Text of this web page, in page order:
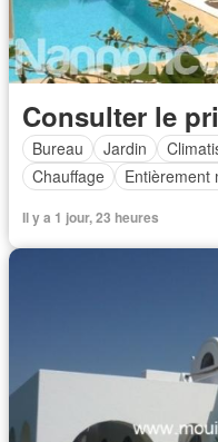
Consulter le
Bureau Jardin
Chauffage
Entièrement
Il y a 1 jour, 23 heures